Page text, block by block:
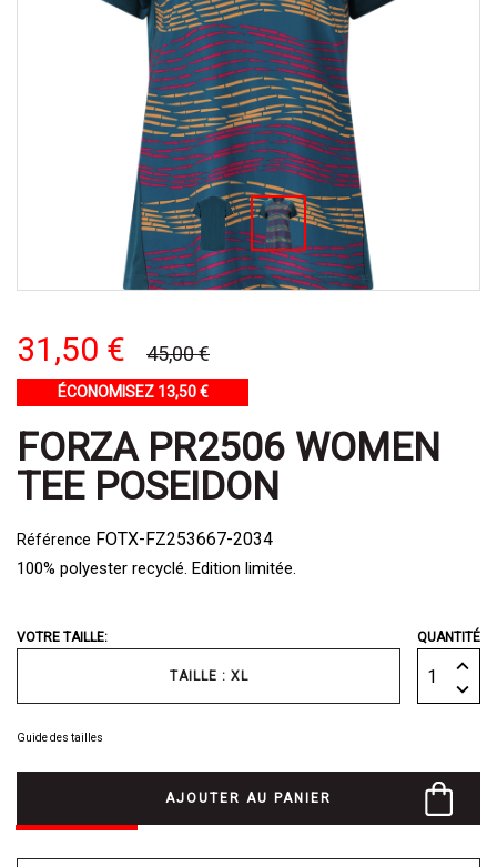
31,50 € 45,00 €
ÉCONOMISEZ 13,50 €
FORZA PR2506 WOMEN
TEE POSEIDON
Référence FOTX-FZ253667-2034
100% polyester recyclé. Edition limitée.
VOTRE TAILLE:
TAILLE : XL
QUANTITÉ
Guide des tailles
AJOUTER AU PANIER